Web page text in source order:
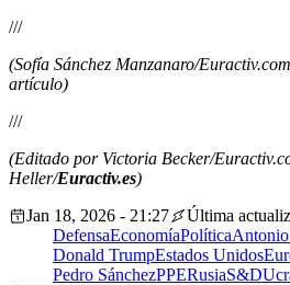
///
(Sofía Sánchez Manzanaro/
artículo)
///
(Editado por Victoria Becker/
Heller/Euractiv.es)
Jan 18, 2026 - 21:27
Última
DefensaEconomíaPolítica
Donald TrumpEstados Unidos
Pedro SánchezPPERusiaS&D